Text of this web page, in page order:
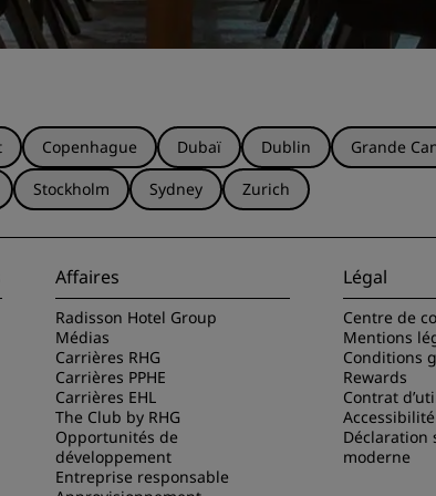
Copenhague Dubaï Dublin Grande
Stockholm Sydney Zurich
Affaires
Radisson Hotel Group
Médias
Carrières RHG
Carrières PPHE
Carrières EHL
The Club by RHG
Opportunités de
développement
Entreprise responsable
Légal
Centre de
Mentions
Conditions
Rewards
Contrat
Déclaration
moderne